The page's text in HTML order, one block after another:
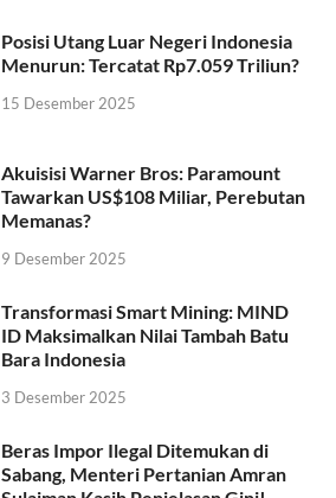
Posisi Utang Luar Negeri Indonesia
Menurun: Tercatat Rp7.059 Triliun?
15 Desember 2025
Akuisisi Warner Bros: Paramount
Tawarkan US$108 Miliar, Perebutan
Memanas?
9 Desember 2025
Transformasi Smart Mining: MIND
ID Maksimalkan Nilai Tambah Batu
Bara Indonesia
3 Desember 2025
Beras Impor Ilegal Ditemukan di
Sabang, Menteri Pertanian Amran